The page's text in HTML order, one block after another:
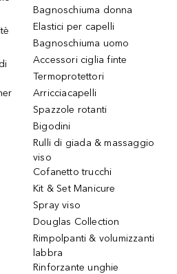
Bagnoschiuma donna
Elastici per capelli
Bagnoschiuma uomo
Accessori ciglia finte
Termoprotettori
Arricciacapelli
Spazzole rotanti
Bigodini
Rulli di giada & massaggio
viso
Cofanetto trucchi
Kit & Set Manicure
Spray viso
Douglas Collection
Rimpolpanti & volumizzanti
labbra
Rinforzante unghie